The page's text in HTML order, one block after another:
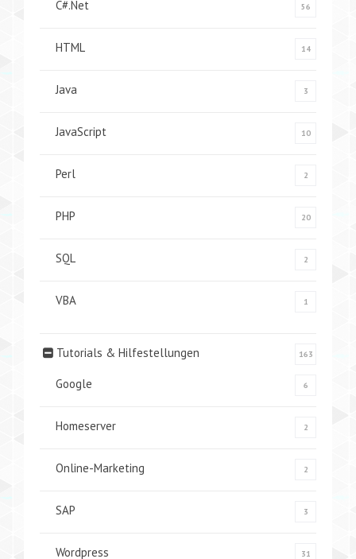
C#.Net 56
HTML 14
Java 3
JavaScript 10
Perl 2
PHP 20
SQL 2
VBA 1
Tutorials & Hilfestellungen 163
Google 6
Homeserver 2
Online-Marketing 2
SAP 3
Wordpress 31